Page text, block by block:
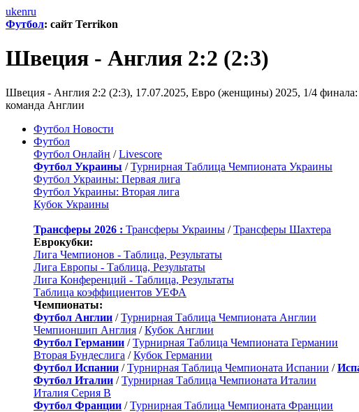
ukenru
Футбол: сайт Terrikon
Швеция - Англия 2:2 (2:3)
Швеция - Англия 2:2 (2:3), 17.07.2025, Евро (женщины) 2025, 1/4
команда Англии
Футбол Новости
Футбол
Футбол Онлайн /Livescore
Футбол Украины /Турнирная Таблица Чемпионата Украины
Футбол Украины: Первая лига
Футбол Украины: Вторая лига
Кубок Украины
Трансферы 2026 : Трансферы Украины /Трансферы Шахтера
Еврокубки:
Лига Чемпионов - Таблица, Результаты
Лига Европы - Таблица, Результаты
Лига Конференций - Таблица, Результаты
Таблица коэффициентов УЕФА
Чемпионаты:
Футбол Англии /Турнирная Таблица Чемпионата Англии
Чемпионшип Англия /Кубок Англии
Футбол Германии /Турнирная Таблица Чемпионата Германии
Вторая Бундеслига /Кубок Германии
Футбол Испании /Турнирная Таблица Чемпионата Испании /
Футбол Италии /Турнирная Таблица Чемпионата Италии
Италия Серия B
Футбол Франции /Турнирная Таблица Чемпионата Франции